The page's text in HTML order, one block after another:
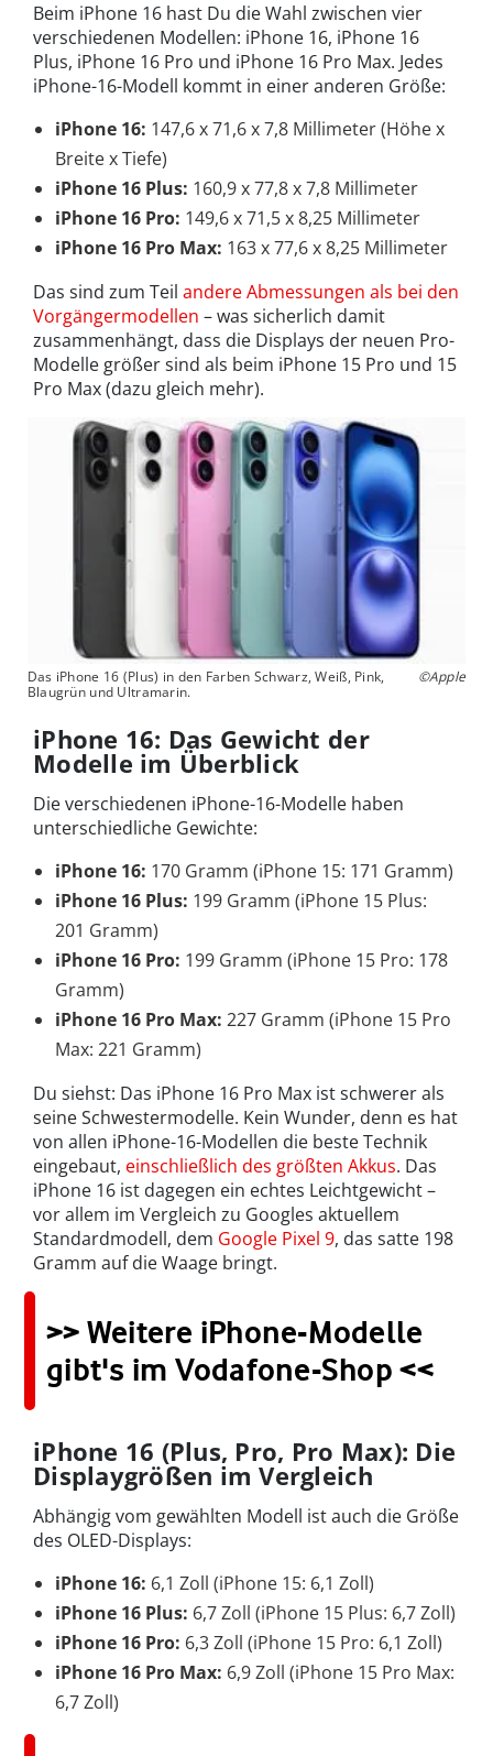
Beim iPhone 16 hast Du die Wahl zwischen vier
verschiedenen Modellen: iPhone 16, iPhone 16
Plus, iPhone 16 Pro und iPhone 16 Pro Max. Jedes
iPhone-16-Modell kommt in einer anderen Größe:
iPhone 16: 147,6 x 71,6 x 7,8 Millimeter (Höhe x
Breite x Tiefe)
iPhone 16 Plus: 160,9 x 77,8 x 7,8 Millimeter
iPhone 16 Pro: 149,6 x 71,5 x 8,25 Millimeter
iPhone 16 Pro Max: 163 x 77,6 x 8,25 Millimeter
Das sind zum Teil andere Abmessungen als bei den
Vorgängermodellen – was sicherlich damit
zusammenhängt, dass die Displays der neuen Pro-
Modelle größer sind als beim iPhone 15 Pro und 15
Pro Max (dazu gleich mehr).
Das iPhone 16 (Plus) in den Farben Schwarz, Weiß, Pink,
Blaugrün und Ultramarin.
©Apple
iPhone 16: Das Gewicht der
Modelle im Überblick
Die verschiedenen iPhone-16-Modelle haben
unterschiedliche Gewichte:
iPhone 16: 170 Gramm (iPhone 15: 171 Gramm)
iPhone 16 Plus: 199 Gramm (iPhone 15 Plus:
201 Gramm)
iPhone 16 Pro: 199 Gramm (iPhone 15 Pro: 178
Gramm)
iPhone 16 Pro Max: 227 Gramm (iPhone 15 Pro
Max: 221 Gramm)
Du siehst: Das iPhone 16 Pro Max ist schwerer als
seine Schwestermodelle. Kein Wunder, denn es hat
von allen iPhone-16-Modellen die beste Technik
eingebaut, einschließlich des größten Akkus. Das
iPhone 16 ist dagegen ein echtes Leichtgewicht –
vor allem im Vergleich zu Googles aktuellem
Standardmodell, dem Google Pixel 9, das satte 198
Gramm auf die Waage bringt.
>> Weitere iPhone-Modelle
gibt's im Vodafone-Shop <<
iPhone 16 (Plus, Pro, Pro Max): Die
Displaygrößen im Vergleich
Abhängig vom gewählten Modell ist auch die Größe
des OLED-Displays:
iPhone 16: 6,1 Zoll (iPhone 15: 6,1 Zoll)
iPhone 16 Plus: 6,7 Zoll (iPhone 15 Plus: 6,7 Zoll)
iPhone 16 Pro: 6,3 Zoll (iPhone 15 Pro: 6,1 Zoll)
iPhone 16 Pro Max: 6,9 Zoll (iPhone 15 Pro Max:
6,7 Zoll)